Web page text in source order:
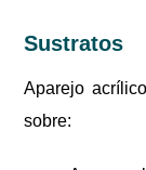
Sustratos
Aparejo
sobre: